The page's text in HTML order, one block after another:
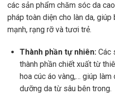
các sản phẩm chăm sóc da
pháp toàn diện cho làn da,
mạnh, rạng rỡ và tươi trẻ.
Thành phần tự nhiên: Các
thành phần chiết xuất từ
hoa cúc áo vàng,… giúp làm
dưỡng da từ sâu bên trong.